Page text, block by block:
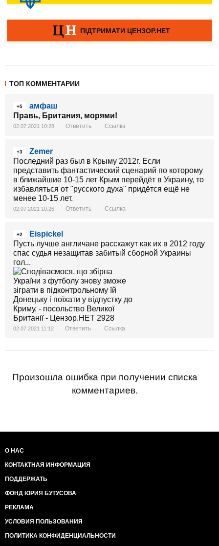
ТОП КОММЕНТАРИИ
+5
амфаш
Правь, Британия, морями!
02.07.2021 10:28 Ответить Ссылка
+3
Zemer
Последний раз был в Крыму 2012г. Если
представить фантастический сценарий по которому
в ближайшие 10-15 лет Крым перейдёт в Украину, то
избавляться от "русского духа" придётся ещё не
менее 10-15 лет.
02.07.2021 10:26 Ответить Ссылка
+2
Eispickel
Пусть лучше англичане расскажут как их в 2012 году
спас судья незащитав забитый сборной Украины
гол...
02.07.2021 11:12 Ответить Ссылка
Произошла ошибка при получении списка
комментариев.
О НАС
КОНТАКТНАЯ ИНФОРМАЦИЯ
ПОДДЕРЖАТЬ
ФОНД ЮРИЯ БУТУСОВА
РЕКЛАМА
УСЛОВИЯ ПОЛЬЗОВАНИЯ
ПОЛИТИКА КОНФИДЕНЦИАЛЬНОСТИ